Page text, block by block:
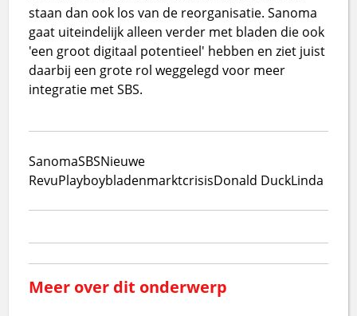
staan dan ook los van de reorganisatie. Sanoma
gaat uiteindelijk alleen verder met bladen die ook
'een groot digitaal potentieel' hebben en ziet juist
daarbij een grote rol weggelegd voor meer
integratie met SBS.
SanomaSBSNieuwe
RevuPlayboybladenmarktcrisisDonald DuckLinda
Meer over dit onderwerp